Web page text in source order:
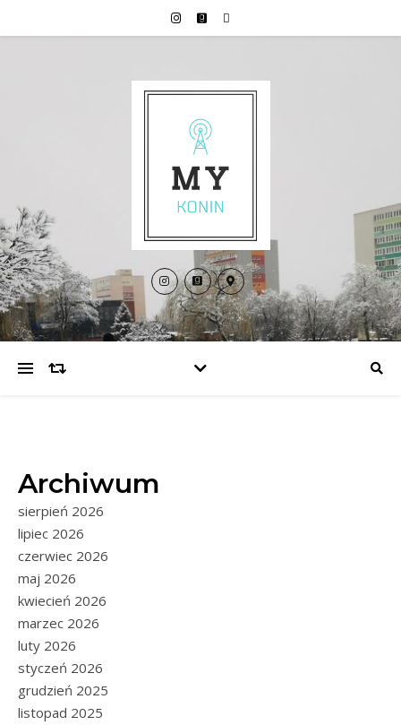
Archiwum
sierpień 2026
lipiec 2026
czerwiec 2026
maj 2026
kwiecień 2026
marzec 2026
luty 2026
styczeń 2026
grudzień 2025
listopad 2025